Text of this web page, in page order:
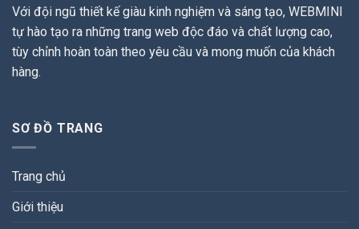
Với đội ngũ thiết kế giàu kinh nghiệm và sáng tạo, WEBMINI
tự hào tạo ra những trang web độc đáo và chất lượng cao,
tùy chỉnh hoàn toàn theo yêu cầu và mong muốn của khách
hàng.
SƠ ĐỒ TRANG
Trang chủ
Giới thiệu